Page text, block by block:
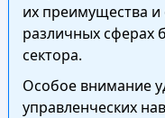
их преимущества
различных сферах
сектора.
Особое внимание
управленческих